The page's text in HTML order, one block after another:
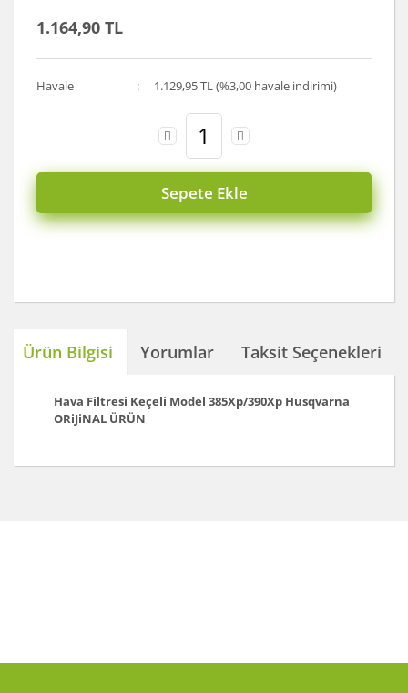
1.164,90 TL
Havale 1.129,95 TL (%3,00 havale indirimi)
Sepete Ekle
Ürün Bilgisi Yorumlar Taksit Seçenekleri
Hava Filtresi Keçeli Model 385Xp/390Xp Husqvarna
ORiJiNAL ÜRÜN
Ürün fiyatı diğer sitelerden daha pahalı.